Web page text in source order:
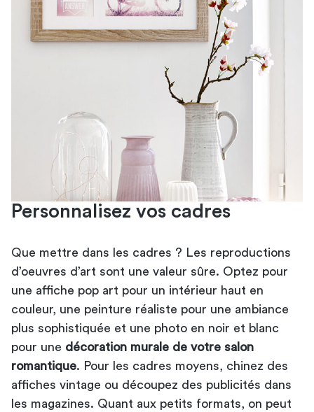
Personnalisez vos cadres
Que mettre dans les cadres ? Les reproductions
d’oeuvres d’art sont une valeur sûre. Optez pour
une affiche pop art pour un intérieur haut en
couleur, une peinture réaliste pour une ambiance
plus sophistiquée et une photo en noir et blanc
pour une décoration murale de votre salon
romantique. Pour les cadres moyens, chinez des
affiches vintage ou découpez des publicités dans
les magazines. Quant aux petits formats, on peut